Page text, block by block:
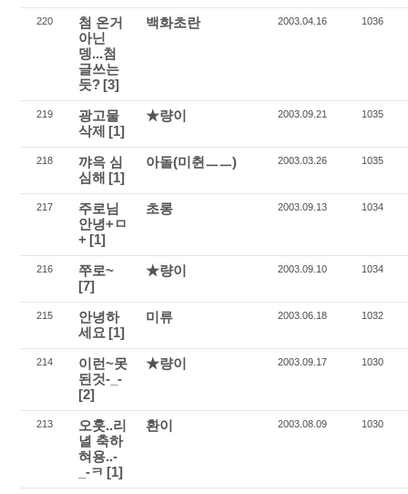
220
첨 온거
아닌
뎅...첨
글쓰는
듯? [3]
백화초란 2003.04.16 1036
219
광고물
삭제 [1]
★량이 2003.09.21 1035
218
꺄윽 심
심해 [1]
아돌(미췬ㅡㅡ) 2003.03.26 1035
217
주로님
안녕+ㅁ
+ [1]
초롱 2003.09.13 1034
216
쭈로~
[7]
★량이 2003.09.10 1034
215
안녕하
세요 [1]
미류 2003.06.18 1032
214
이런~못
된것-_-
[2]
★량이 2003.09.17 1030
213
오훗..리
녈 축하
혀용..-
_-ㅋ [1]
환이 2003.08.09 1030